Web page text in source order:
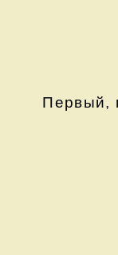
Первый,